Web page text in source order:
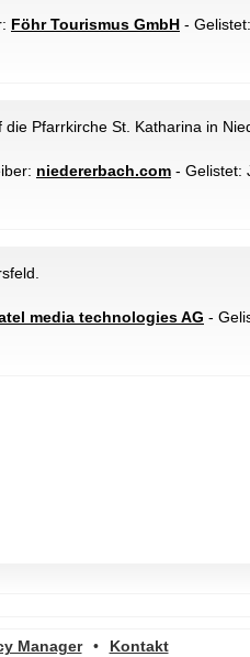
Föhr Tourismus GmbH -
die Pfarrkirche St. Katharina in
niedererbach.com - Gelistet:
media technologies AG -
Manager • Kontakt